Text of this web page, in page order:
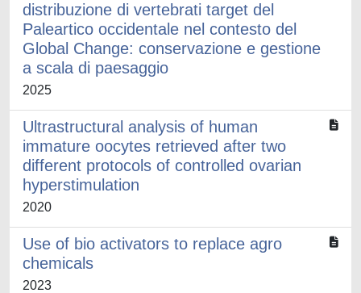
distribuzione di vertebrati target del
Paleartico occidentale nel contesto del
Global Change: conservazione e gestione
a scala di paesaggio
2025
Ultrastructural analysis of human
immature oocytes retrieved after two
different protocols of controlled ovarian
hyperstimulation
2020
Use of bio activators to replace agro
chemicals
2023